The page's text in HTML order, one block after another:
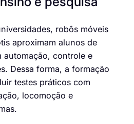
robôs móveis
aproximam alunos de
automação, controle e
Dessa forma, a formação
testes práticos com
locomoção e